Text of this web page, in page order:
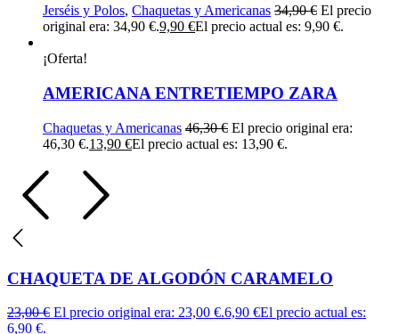
Jerséis y Polos, Chaquetas y Americanas 34,90€ El precio
original era: 34,90 €.9,90 €El precio actual es: 9,90 €.
¡Oferta!
AMERICANA ENTRETIEMPO ZARA
Chaquetas y Americanas 46,30€ El precio original era:
46,30 €.13,90 €El precio actual es: 13,90 €.
CHAQUETA DE ALGODÓN CARAMELO
23,00€ El precio original era: 23,00 €.6,90 €El precio actual es:
6,90 €.